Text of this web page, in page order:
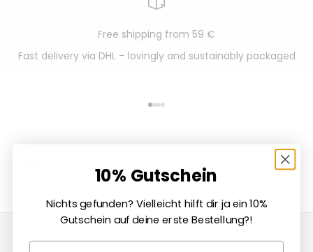
Free shipping from 59 €
Fast delivery via DHL – lovingly and sustainably packaged
Go to item 1
Go to item 2
Go to item 3
Go to item 4
10% Gutschein
Nichts gefunden? Vielleicht hilft dir ja ein 10%
Gutschein auf deine erste Bestellung?!